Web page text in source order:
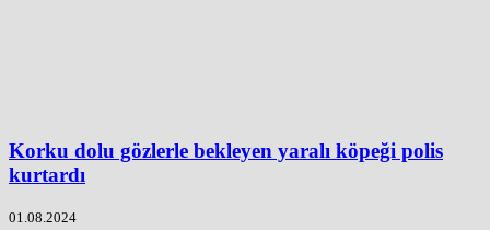
Korku dolu gözlerle bekleyen yaralı köpeği polis
kurtardı
01.08.2024